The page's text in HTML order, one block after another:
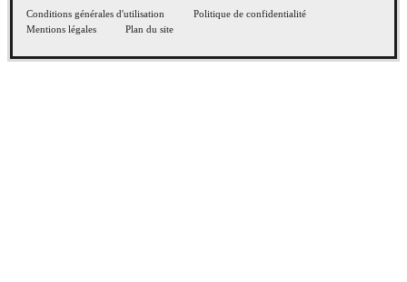
Conditions générales d'utilisation
Politique de confidentialité
Mentions légales
Plan du site